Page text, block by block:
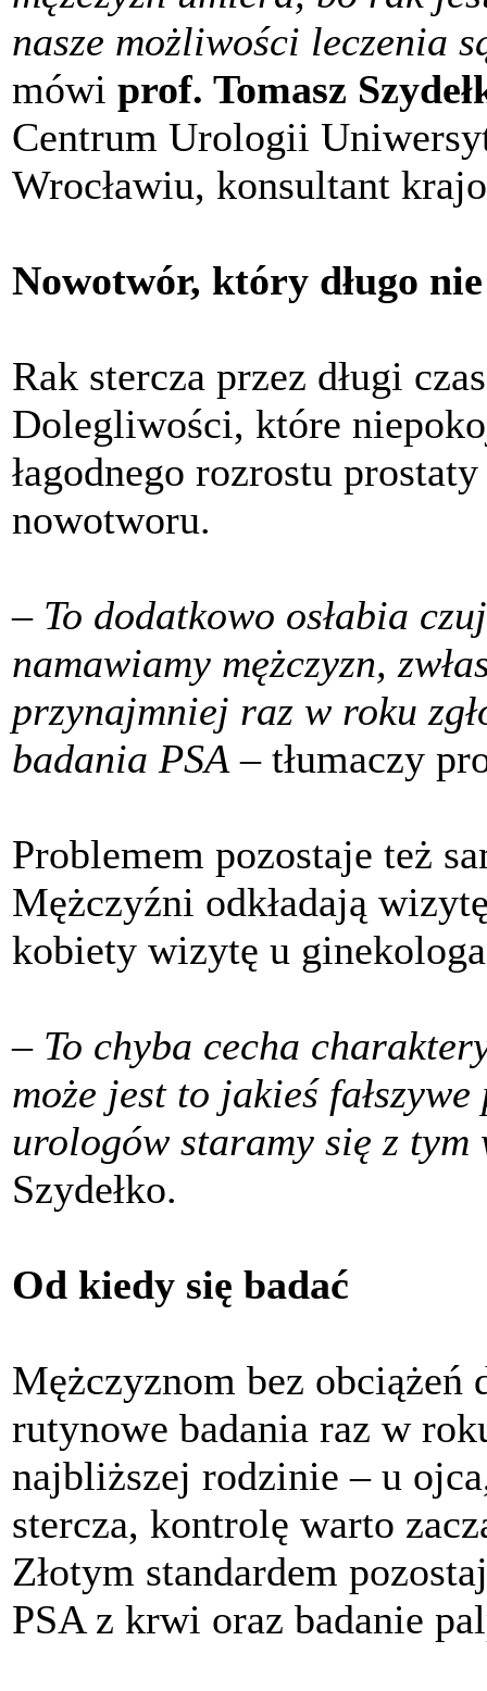
nasze możliwości leczenia
mówi prof. Tomasz
Centrum Urologii
Wrocławiu, konsultant
Nowotwór, który długo
Rak stercza przez długi
Dolegliwości, które
łagodnego rozrostu
nowotworu.
– To dodatkowo osłabia
namawiamy mężczyzn,
przynajmniej raz w roku
badania PSA – tłumaczy
Problemem pozostaje też
Mężczyźni odkładają
kobiety wizytę u
– To chyba cecha
może jest to jakieś
urologów staramy się z tym
Szydełko.
Od kiedy się badać
Mężczyznom bez obciążeń
rutynowe badania raz w
najbliższej rodzinie – u
stercza, kontrolę warto
Złotym standardem
PSA z krwi oraz badanie